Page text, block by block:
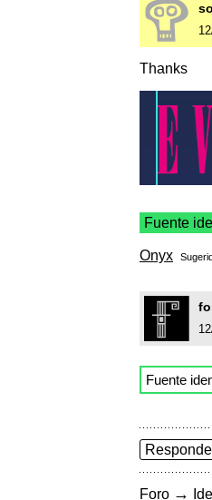
Thanks
Fuente
Onyx
Fuente
Foro →